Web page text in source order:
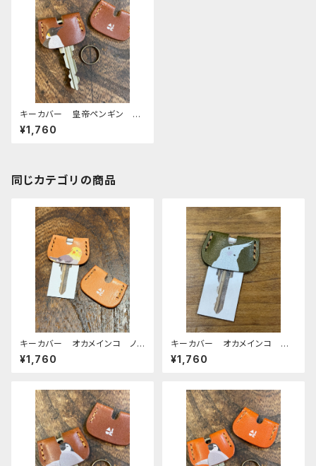
キーカバー 皇帝ペンギン エ
ンペラー ペンギン penguin
Brown ブラウン 栃木レザ
¥1,760
同じカテゴリの商品
キーカバー オカメインコ ノ
ーマル ヌメ おかめいんこ
¥1,760
キーカバー オカメインコ ア
ルビノ Green グリーン ぽ
わんシリーズ おかめいんこ
¥1,760